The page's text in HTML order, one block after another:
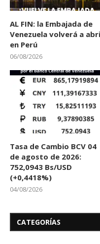
AL FIN: la Embajada de
Venezuela volverá a
en Perú
06/08/2026
Tasa de Cambio BCV 04
de agosto de 2026:
752,0943 Bs/USD
(+0,4418%)
04/08/2026
CATEGORÍAS